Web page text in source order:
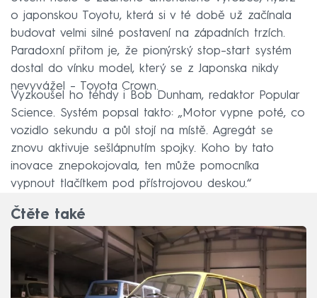
o japonskou Toyotu, která si v té době už začínala
budovat velmi silné postavení na západních trzích.
Paradoxní přitom je, že pionýrský stop–start systém
dostal do vínku model, který se z Japonska nikdy
nevyvážel – Toyota Crown.
Vyzkoušel ho tehdy i Bob Dunham, redaktor Popular
Science. Systém popsal takto: „Motor vypne poté, co
vozidlo sekundu a půl stojí na místě. Agregát se
znovu aktivuje sešlápnutím spojky. Koho by tato
inovace znepokojovala, ten může pomocníka
vypnout tlačítkem pod přístrojovou deskou.“
Čtěte také